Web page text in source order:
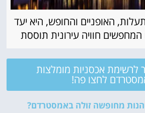
האופניים והחופש, היא יעד
חוויה עירונית תוססת
לרשימת אכסניות מומלצות
לחצו פה!
מחופשה זולה באמסטרדם?